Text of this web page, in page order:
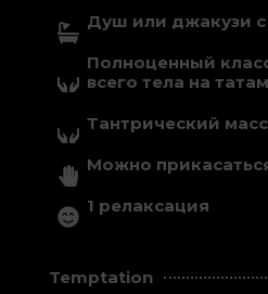
Душ или джакузи
Полноценный
всего тела на
Тантрический
Можно
1 релаксация
Temptation